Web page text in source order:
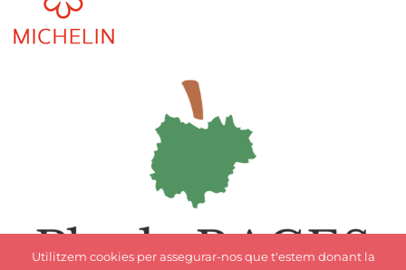
Utilitzem cookies per assegurar-nos que t'estem donant la